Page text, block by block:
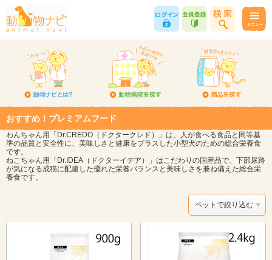
おすすめ！プレミアムフード
わんちゃん用「Dr.CREDO（ドクタークレド）」は、人が食べる食品と同等基
準の品質と安全性に、美味しさと健康をプラスした小型犬のための総合栄養食
です。
ねこちゃん用「Dr.IDEA（ドクターイデア）」はこだわりの国産品で、下部尿路
が気になる成猫に配慮した優れた栄養バランスと美味しさを兼ね備えた総合栄
養食です。
ペットで絞り込む